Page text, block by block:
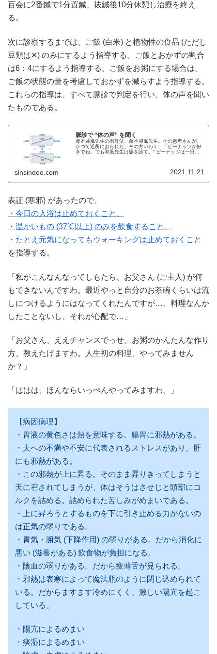
百会に2番鍼で1分置鍼、抜鍼後10分休憩し治療を終え
る。
次に診察するまでは、ご飯 (白米) と植物性の食品 (ただし
豆類は✕) のみにするよう指導する。ご飯とおかずの割合
は6：4にするよう指導する。ご飯をお粥にする場合は、
ご飯の状態の量を考慮しておかずを減らすよう指導する。
これらの指導は、すべて脈診で判定を行い、体の声を聞い
たものである。
脈診で “体の声” を聞く
藤本蓮風先生の御尊父、藤本和風先生。その患者さんが、
かつて近所におられた。その方いわく、「ピーナッツが好
きでね、でも和風先生は脈を診て、” ピーナッツは一日〇
sinsindoo.com 2021.11.21
表証 (寒邪) があったので、
・今日の入浴は止めておくこと、
・温かいもの (37℃以上) のみを飲食すること、
・たとえ元気になってもウォーキングは止めておくこと
を指導する。
「私がこんなんなってしもたら、お父さん (ご主人) が何
もできないんですわ。最近やっと自分のお茶碗くらいは流
しにつけるようにはなってくれたんですが…。料理なんか
したことないし、それが心配で…」
「お父さん、ええチャンスでっせ。お粥のかんたんな作り
方、教えたげますわ。人生初の料理、やってみません
か？」
「ははは、ほんならいっぺんやってみますわ。」
【病因病理】
・胃液の黄色さは熱を意味する。腸胃に邪熱がある。
・夫への不満や不安に代表されるストレスがあり、肝
にも邪熱がある。
・この邪熱が上に昇る。そのまま昇りきってしまうと
天に召されてしまうが、体はそうはさせじと頭部にコ
ルクを詰める。詰められた苦しみがめまいである。
・上に昇ろうとするものを下に引き止める力がないの
は正気の弱りである。
・胃気・腑気 (下降作用) の弱りがある。だから消化に
悪い (滋養がある) 飲食物が負担になる。
・陰血の弱りがある。だから痩薄舌が見られる。
・邪熱は表寒によって魔法瓶のように閉じ込められて
いる。だからますます冷めにくく、激しい陽亢を起こ
している。
・陽亢によるめまい
・痰湿によるめまい